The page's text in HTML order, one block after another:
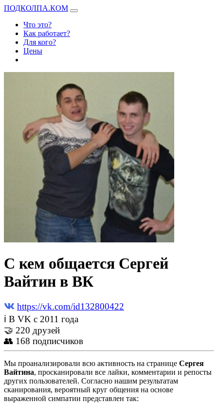
ПОДКОЛПА.КОМ
Что это?
Как работает?
Для кого?
Цены
С кем общается Сергей
Вайтин в ВК
https://vk.com/id132800422
ℹ В VK с 2011 года
🤝 220 друзей
👥 168 подписчиков
Мы проанализировали всю активность на странице Сергея
Вайтина, просканировали все лайки, комментарии и репосты
других пользователей. Согласно нашим результатам
сканирования, вероятный круг общения на основе
выраженной симпатии представлен так: